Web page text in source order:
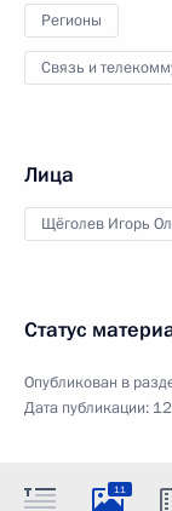
Регионы
Связь и
Лица
Щёголев Игорь
Статус
Опубликован в
Дата публикации:
11